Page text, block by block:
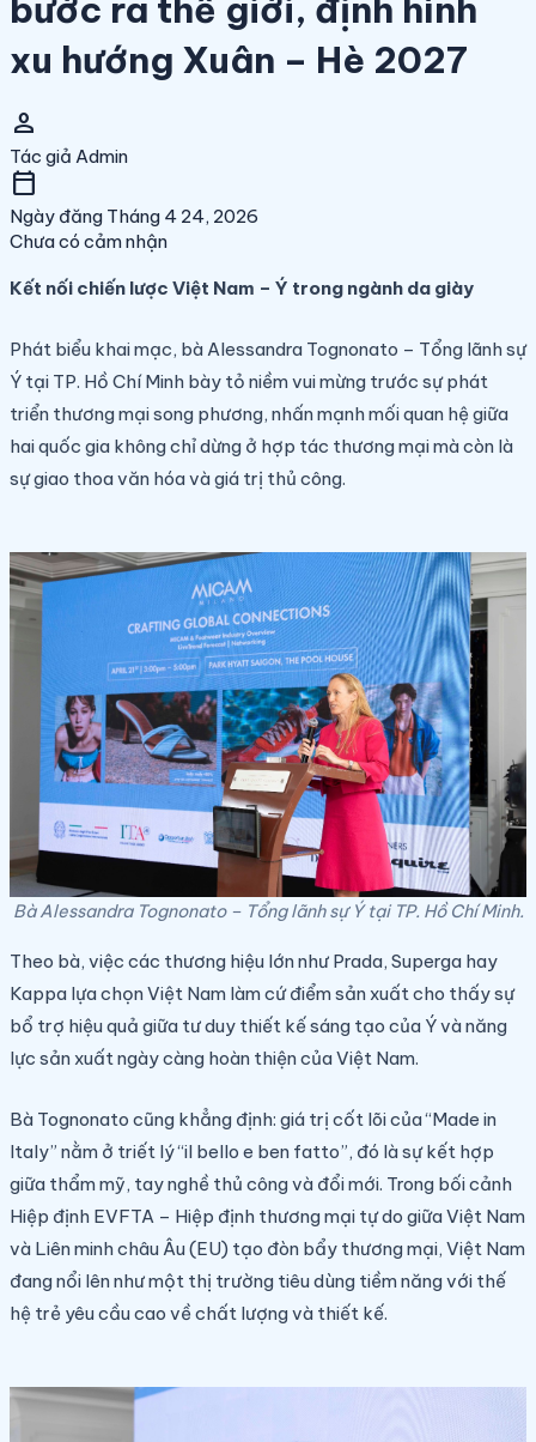
bước ra thế giới, định hình
xu hướng Xuân – Hè 2027
person
Tác giả Admin
calendar_today
Ngày đăng Tháng 4 24, 2026
Chưa có cảm nhận
Kết nối chiến lược Việt Nam – Ý trong ngành da giày
Phát biểu khai mạc, bà Alessandra Tognonato – Tổng lãnh sự
Ý tại TP. Hồ Chí Minh bày tỏ niềm vui mừng trước sự phát
triển thương mại song phương, nhấn mạnh mối quan hệ giữa
hai quốc gia không chỉ dừng ở hợp tác thương mại mà còn là
sự giao thoa văn hóa và giá trị thủ công.
Bà Alessandra Tognonato – Tổng lãnh sự Ý tại TP. Hồ Chí Minh.
Theo bà, việc các thương hiệu lớn như Prada, Superga hay
Kappa lựa chọn Việt Nam làm cứ điểm sản xuất cho thấy sự
bổ trợ hiệu quả giữa tư duy thiết kế sáng tạo của Ý và năng
lực sản xuất ngày càng hoàn thiện của Việt Nam.
Bà Tognonato cũng khẳng định: giá trị cốt lõi của “Made in
Italy” nằm ở triết lý “il bello e ben fatto”, đó là sự kết hợp
giữa thẩm mỹ, tay nghề thủ công và đổi mới. Trong bối cảnh
Hiệp định EVFTA – Hiệp định thương mại tự do giữa Việt Nam
và Liên minh châu Âu (EU) tạo đòn bẩy thương mại, Việt Nam
đang nổi lên như một thị trường tiêu dùng tiềm năng với thế
hệ trẻ yêu cầu cao về chất lượng và thiết kế.